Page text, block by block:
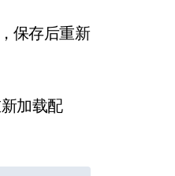
保存后重新
加载配